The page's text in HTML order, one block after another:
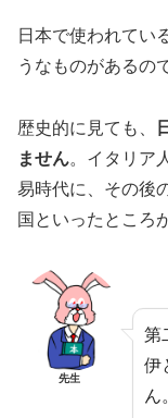
日本で使われてい
うなものがあるの
歴史的に見ても、
ません。イタリア
易時代に、その後
国といったところ
先生
第
伊
ん